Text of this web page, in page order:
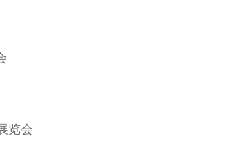
览会